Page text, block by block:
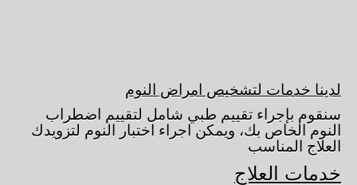
لدينا خدمات لتشخيص امراض النوم
سنقوم بإجراء تقييم طبي شامل لتقييم اضطراب
النوم الخاص بك، ويمكن اجراء اختبار النوم لتزويدك
العلاج المناسب
خدمات العلاج